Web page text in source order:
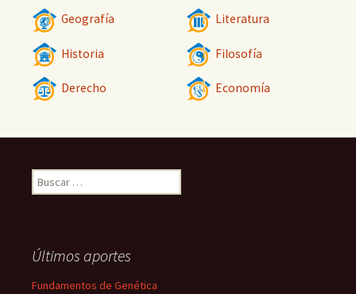
Geografía Literatura
Historia Filosofía
Derecho Economía
Buscar:
Últimos aportes
Fundamentos de Genética